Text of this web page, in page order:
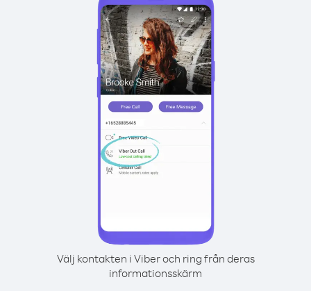
Välj kontakten i Viber och ring från deras
informationsskärm